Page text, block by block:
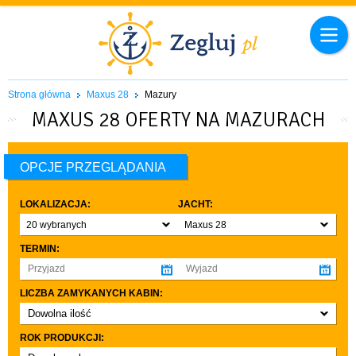
Strona główna Maxus 28 Mazury
MAXUS 28 OFERTY NA MAZURACH
OPCJE PRZEGLĄDANIA
LOKALIZACJA:
20 wybranych
JACHT:
Maxus 28
TERMIN:
LICZBA ZAMYKANYCH KABIN:
Dowolna ilość
co najmniej 1
co najmniej 2
ROK PRODUKCJI: